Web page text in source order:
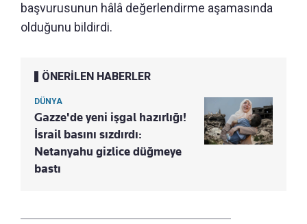
başvurusunun hâlâ değerlendirme aşamasında
olduğunu bildirdi.
ÖNERİLEN HABERLER
DÜNYA
Gazze'de yeni işgal hazırlığı!
İsrail basını sızdırdı:
Netanyahu gizlice düğmeye
bastı